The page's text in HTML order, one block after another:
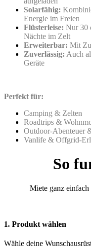
Solarfähig:
Energie im Freien
Flüsterleise: Nur 30
Nächte im Zelt
Erweiterbar: Mit
Zuverlässig: Auch
Geräte
Perfekt für:
Camping & Zelten
Roadtrips &
Outdoor-Abenteuer
Vanlife & Offgrid-
So
Miete ganz
1. Produkt wählen
Wähle deine